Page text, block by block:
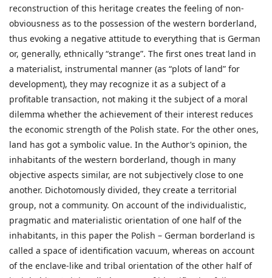
reconstruction of this heritage creates the feeling of non-
obviousness as to the possession of the western borderland,
thus evoking a negative attitude to everything that is German
or, generally, ethnically “strange”. The first ones treat land in
a materialist, instrumental manner (as “plots of land” for
development), they may recognize it as a subject of a
profitable transaction, not making it the subject of a moral
dilemma whether the achievement of their interest reduces
the economic strength of the Polish state. For the other ones,
land has got a symbolic value. In the Author’s opinion, the
inhabitants of the western borderland, though in many
objective aspects similar, are not subjectively close to one
another. Dichotomously divided, they create a territorial
group, not a community. On account of the individualistic,
pragmatic and materialistic orientation of one half of the
inhabitants, in this paper the Polish – German borderland is
called a space of identification vacuum, whereas on account
of the enclave-like and tribal orientation of the other half of